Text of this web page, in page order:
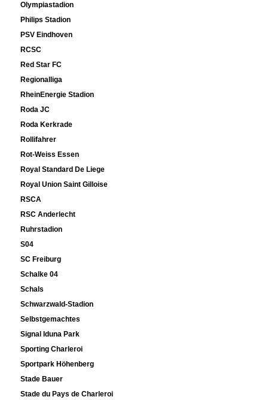
Olympiastadion
Philips Stadion
PSV Eindhoven
RCSC
Red Star FC
Regionalliga
RheinEnergie Stadion
Roda JC
Roda Kerkrade
Rollifahrer
Rot-Weiss Essen
Royal Standard De Liege
Royal Union Saint Gilloise
RSCA
RSC Anderlecht
Ruhrstadion
S04
SC Freiburg
Schalke 04
Schals
Schwarzwald-Stadion
Selbstgemachtes
Signal Iduna Park
Sporting Charleroi
Sportpark Höhenberg
Stade Bauer
Stade du Pays de Charleroi